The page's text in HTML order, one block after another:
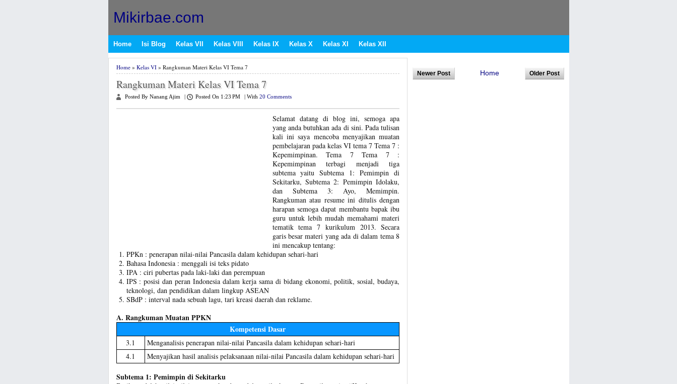
Mikirbae.com
Home Isi Blog Kelas VII Kelas VIII Kelas IX Kelas X Kelas XI Kelas XII
Home» Kelas VI» Rangkuman Materi Kelas VI Tema 7
Rangkuman Materi Kelas VI Tema 7
Posted By Nanang Ajim Posted On 1:23 PM With 20 Comments
Selamat datang di blog ini, semoga apa
yang anda butuhkan ada di sini. Pada tulisan
kali ini saya mencoba menyajikan muatan
pembelajaran pada kelas VI tema 7 Tema 7 :
Kepemimpinan. Tema 7 Tema 7 :
Kepemimpinan terbagi menjadi tiga
subtema yaitu Subtema 1: Pemimpin di
Sekitarku, Subtema 2: Pemimpin Idolaku,
dan Subtema 3: Ayo, Memimpin.
Rangkuman atau resume ini ditulis dengan
harapan semoga dapat membantu bapak ibu
guru untuk lebih mudah memahami materi
tematik tema 7 kurikulum 2013. Secara
garis besar materi yang ada di dalam tema 8
ini mencakup tentang:
PPKn : penerapan nilai-nilai Pancasila dalam kehidupan sehari-hari
Bahasa Indonesia : menggali isi teks pidato
IPA : ciri pubertas pada laki-laki dan perempuan
IPS : posisi dan peran Indonesia dalam kerja sama di bidang ekonomi, politik, sosial, budaya,
teknologi, dan pendidikan dalam lingkup ASEAN
SBdP : interval nada sebuah lagu, tari kreasi daerah dan reklame.
A. Rangkuman Muatan PPKN
Kompetensi Dasar
3.1
Menganalisis penerapan nilai-nilai Pancasila dalam kehidupan sehari-hari
4.1
Menyajikan hasil analisis pelaksanaan nilai-nilai Pancasila dalam kehidupan sehari-hari
Subtema 1: Pemimpin di Sekitarku
Newer Post Older Post
Home